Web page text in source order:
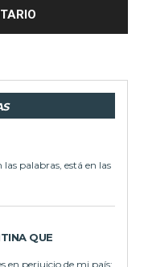
palabras, está en las
QUE